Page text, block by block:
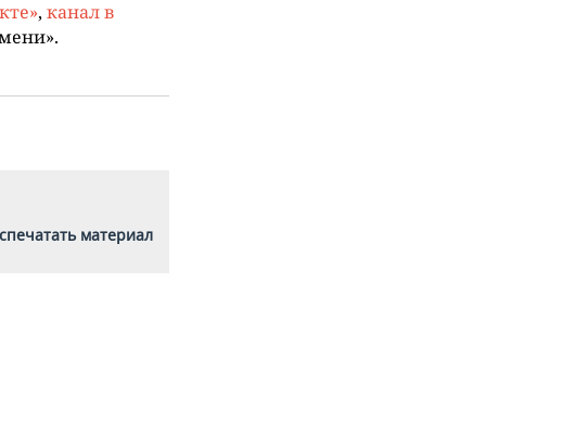
, канал в
материал